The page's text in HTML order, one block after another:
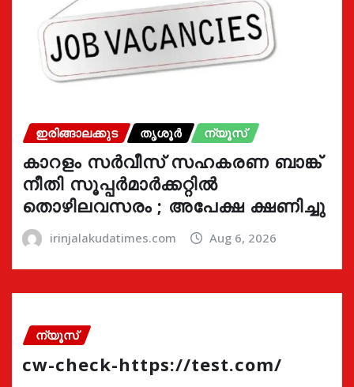
ഇരിങ്ങാലക്കുട തൃശൂർ ന്യൂസ്
കാറളം സർവീസ് സഹകരണ ബാങ്ക്
നീതി സൂപ്പർമാർക്കറ്റിൽ
തൊഴിലവസരം ; അപേക്ഷ ക്ഷണിച്ചു
irinjalakudatimes.com Aug 6, 2026
ന്യൂസ്
cw-check-https://test.com/